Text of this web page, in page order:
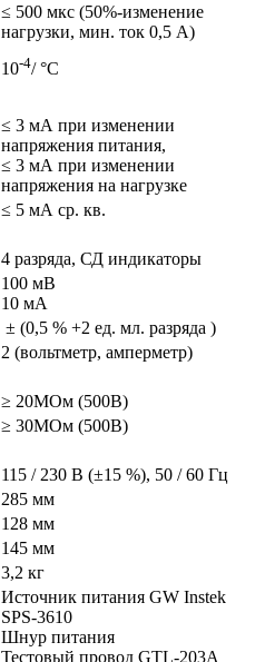
≤ 500 мкс (50%-изменение
нагрузки, мин. ток 0,5 А)
10-4/ °С
≤ 3 мА при изменении
напряжения питания,
≤ 3 мА при изменении
напряжения на нагрузке
≤ 5 мА ср. кв.
4 разряда, СД индикаторы
100 мВ
10 мА
± (0,5 % +2 ед. мл. разряда )
2 (вольтметр, амперметр)
≥ 20МОм (500В)
≥ 30МОм (500В)
115 / 230 В (±15 %), 50 / 60 Гц
285 мм
128 мм
145 мм
3,2 кг
Источник питания GW Instek
SPS-3610
Шнур питания
Тестовый провод GTL-203A